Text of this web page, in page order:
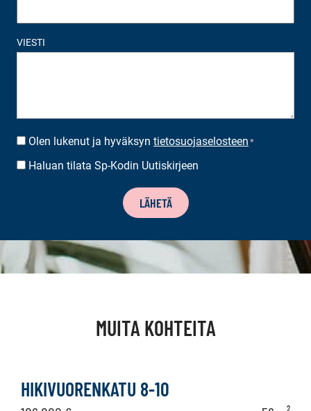
VIESTI
SUOSTUMUS*
Olen lukenut ja hyväksyn tietosuojaselosteen *
UUTISKIRJEEN
Haluan tilata Sp-Kodin Uutiskirjeen
LÄHETÄ
MUITA KOHTEITA
HIKIVUORENKATU 8-10